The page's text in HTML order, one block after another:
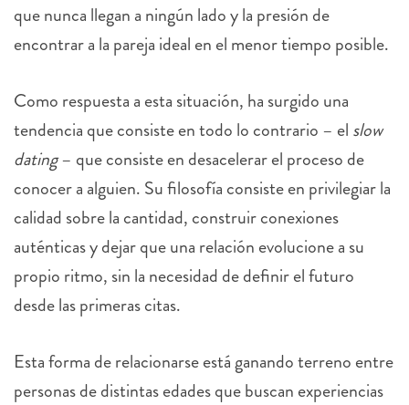
que nunca llegan a ningún lado y la presión de
encontrar a la pareja ideal en el menor tiempo posible.
Como respuesta a esta situación, ha surgido una
tendencia que consiste en todo lo contrario – el slow
dating– que consiste en desacelerar el proceso de
conocer a alguien. Su filosofía consiste en privilegiar la
calidad sobre la cantidad, construir conexiones
auténticas y dejar que una relación evolucione a su
propio ritmo, sin la necesidad de definir el futuro
desde las primeras citas.
Esta forma de relacionarse está ganando terreno entre
personas de distintas edades que buscan experiencias